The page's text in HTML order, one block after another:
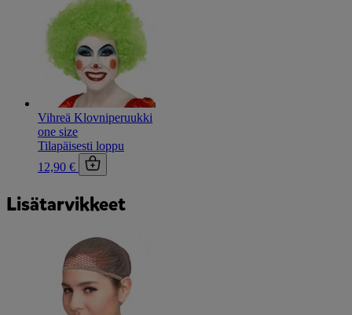
Vihreä Klovniperuukki
one size
Tilapäisesti loppu
12,90 €
Lisätarvikkeet